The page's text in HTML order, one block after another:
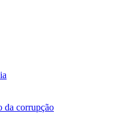
da corrupção